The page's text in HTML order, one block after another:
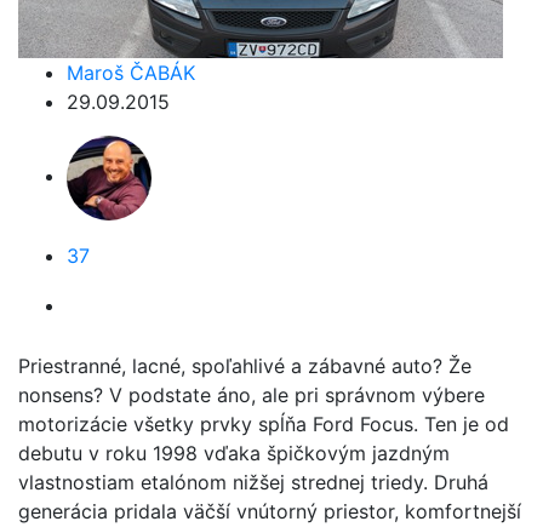
Maroš ČABÁK
29.09.2015
37
Priestranné, lacné, spoľahlivé a zábavné auto? Že
nonsens? V podstate áno, ale pri správnom výbere
motorizácie všetky prvky spĺňa Ford Focus. Ten je od
debutu v roku 1998 vďaka špičkovým jazdným
vlastnostiam etalónom nižšej strednej triedy. Druhá
generácia pridala väčší vnútorný priestor, komfortnejší